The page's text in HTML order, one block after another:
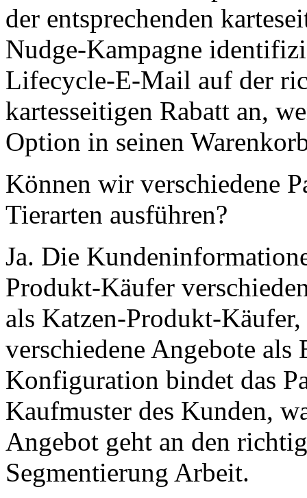
der entsprechenden
Nudge-Kampagne
Lifecycle-E-Mail auf der
kartesseitigen Rabatt an,
Option in seinen
Können wir verschiedene
Tierarten ausführen?
Ja. Die
Produkt-Käufer
als Katzen-Produkt-
verschiedene Angebote als
Konfiguration bindet das
Kaufmuster des Kunden,
Angebot geht an den
Segmentierung Arbeit.